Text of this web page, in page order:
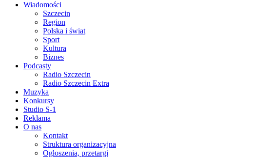
Wiadomości
Szczecin
Region
Polska i świat
Sport
Kultura
Biznes
Podcasty
Radio Szczecin
Radio Szczecin Extra
Muzyka
Konkursy
Studio S-1
Reklama
O nas
Kontakt
Struktura organizacyjna
Ogłoszenia, przetargi